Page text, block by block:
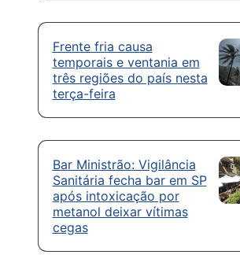
Frente fria causa
temporais e ventania em
três regiões do país nesta
terça-feira
Bar Ministrão: Vigilância
Sanitária fecha bar em SP
após intoxicação por
metanol deixar vítimas
cegas